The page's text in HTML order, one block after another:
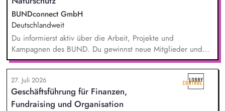
BUNDconnect GmbH
Deutschlandweit
Du informierst aktiv über die Arbeit, Projekte und
Kampagnen des BUND. Du gewinnst neue Mitglieder und
stärkst damit langfristig den Umwelt- und Naturschutz. Du
beantwortest Fragen zu Umwelt-, Arten- und Klimaschutz nach
bestem Wissen und Gewissen. Du unterstützt Kampagnen
und Aktionen, beispielsweise durch das Sammeln von
Unterschriften für Petitionen.
27. Juli 2026
Geschäftsführung für Finanzen,
Fundraising und Organisation